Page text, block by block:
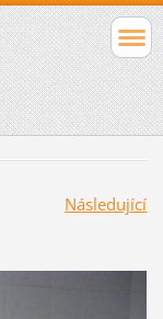
Následující